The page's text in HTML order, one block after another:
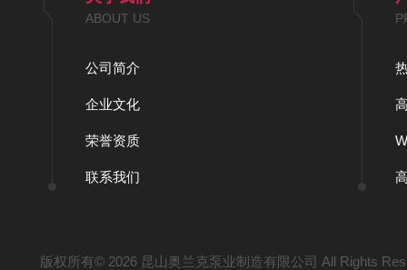
ABOUT US
公司简介
企业文化
荣誉资质
联系我们
版权所有© 2026 昆山奥兰克泵业制造有限公司 All Rights